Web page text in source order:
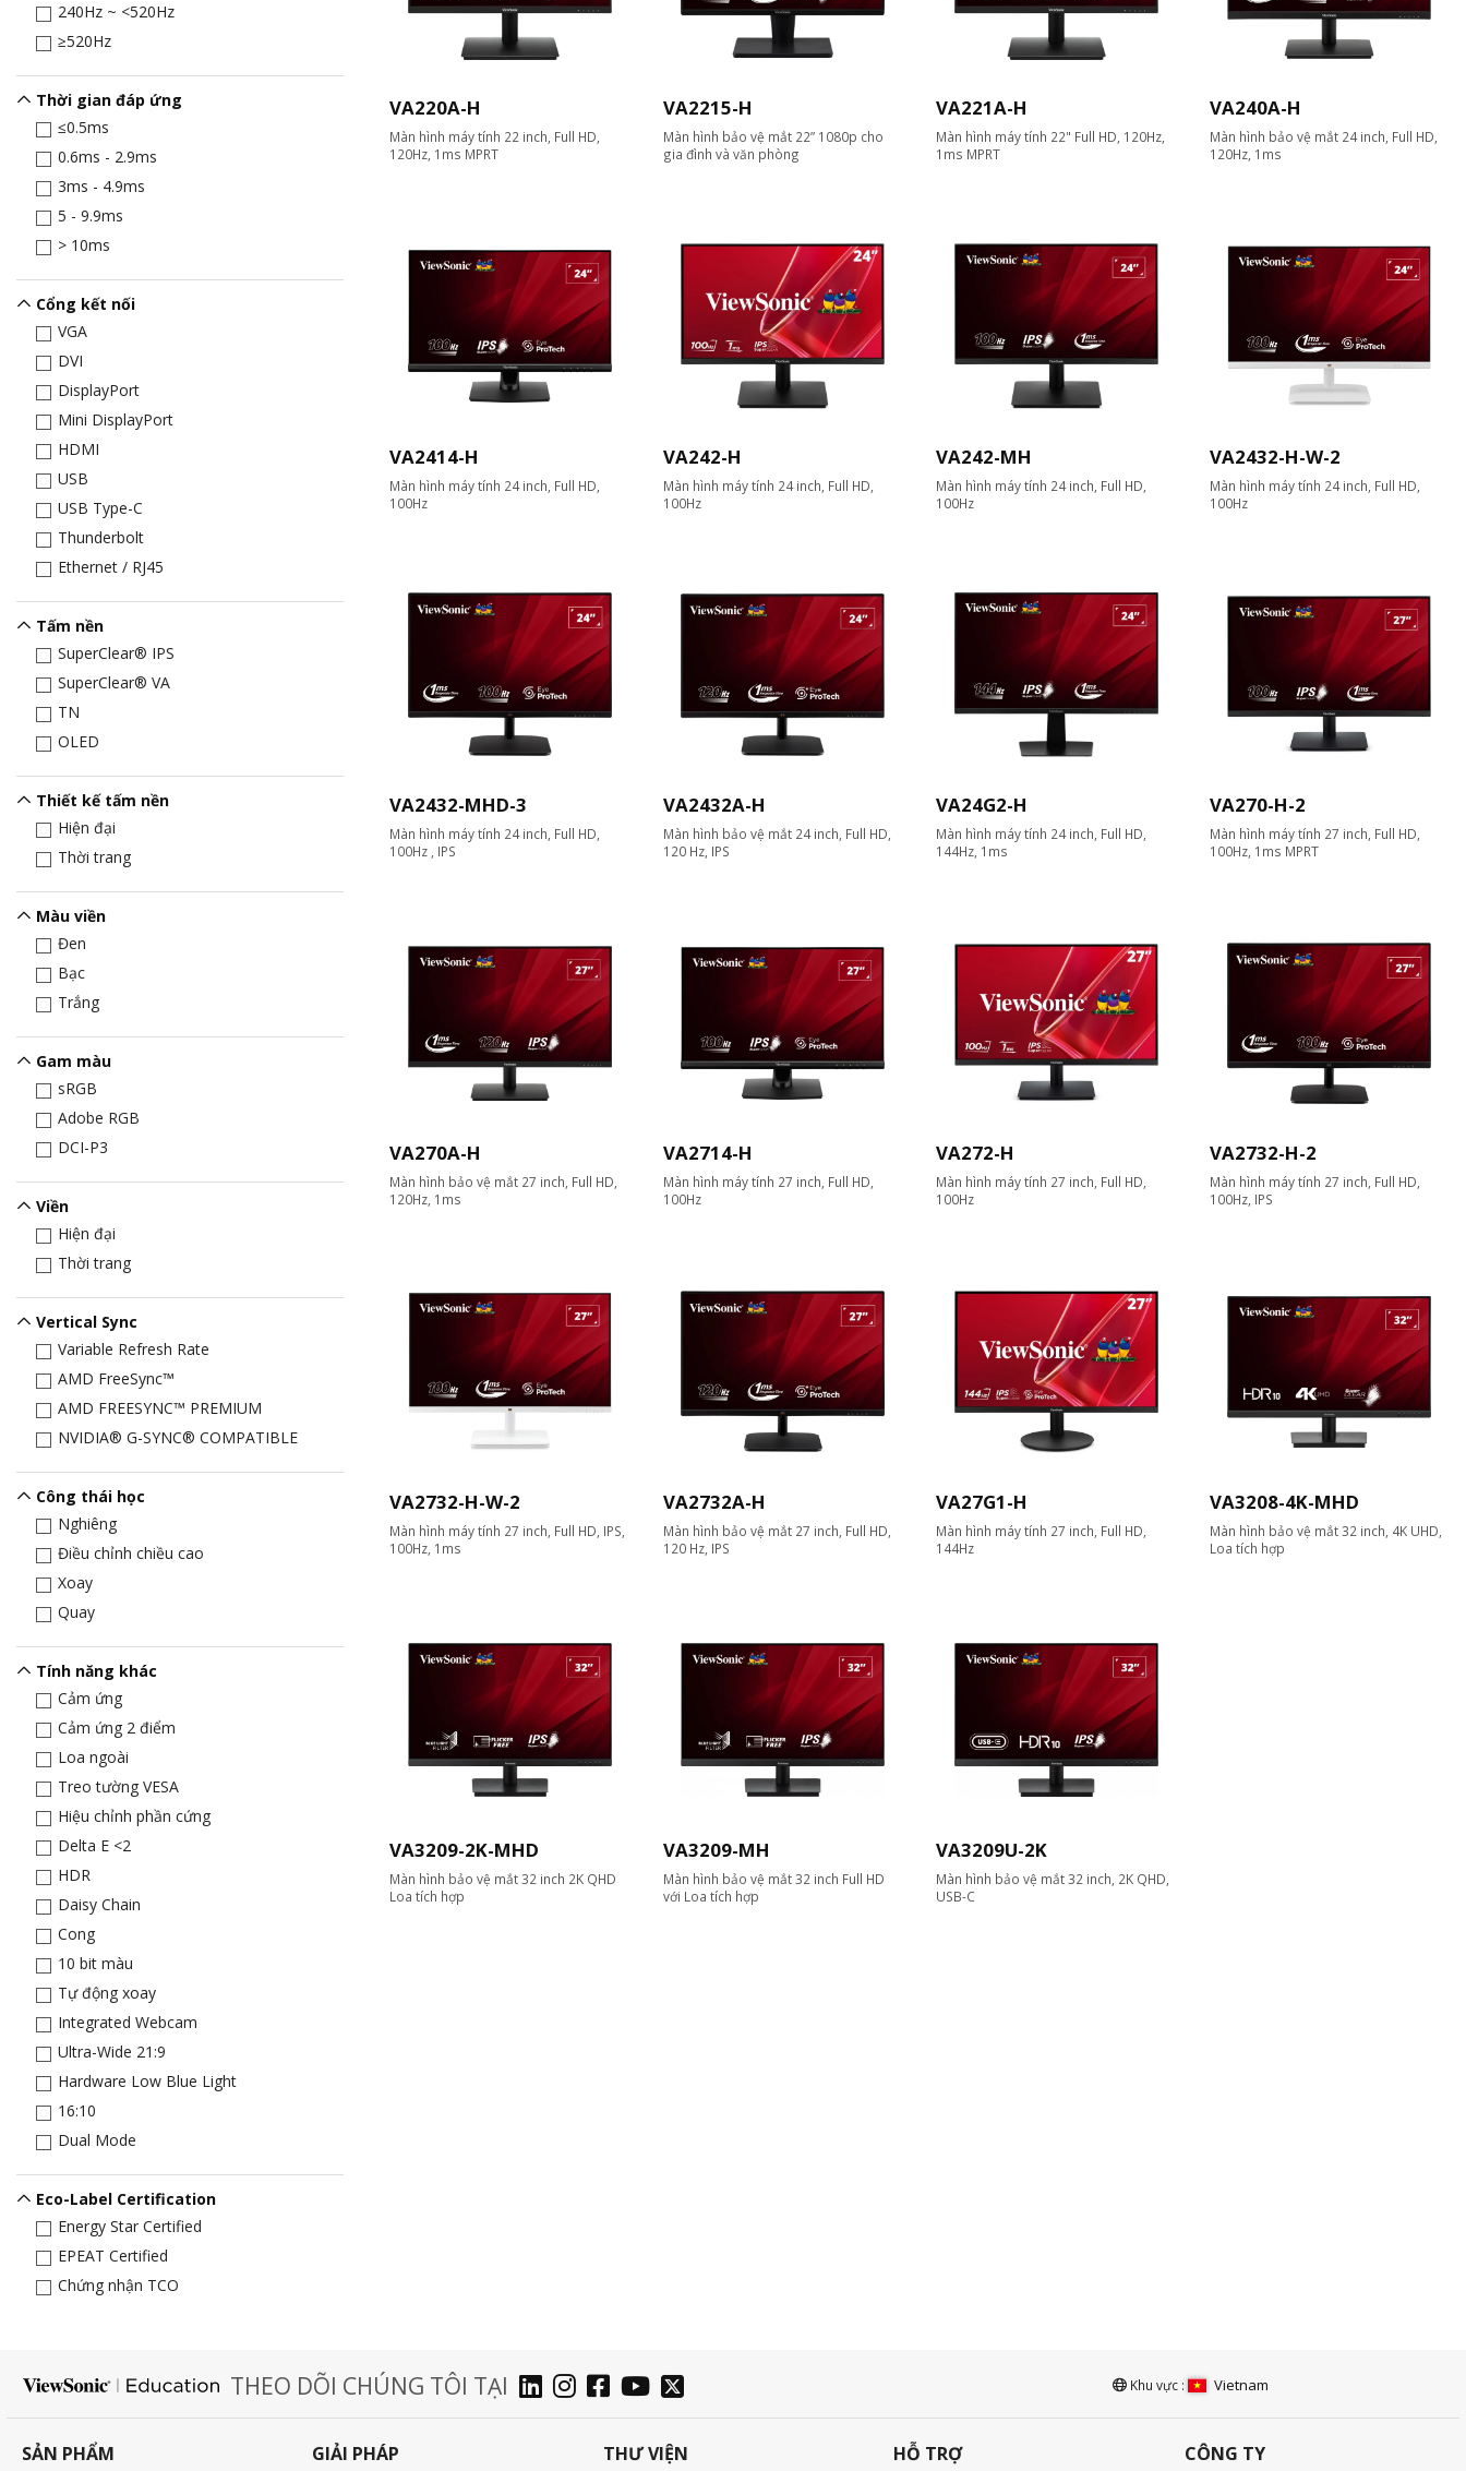
240Hz ~ <520Hz
≥520Hz
Thời gian đáp ứng
≤0.5ms
0.6ms - 2.9ms
3ms - 4.9ms
5 - 9.9ms
> 10ms
Cổng kết nối
VGA
DVI
DisplayPort
Mini DisplayPort
HDMI
USB
USB Type-C
Thunderbolt
Ethernet / RJ45
Tấm nền
SuperClear® IPS
SuperClear® VA
TN
OLED
Thiết kế tấm nền
Hiện đại
Thời trang
Màu viền
Đen
Bạc
Trắng
Gam màu
sRGB
Adobe RGB
DCI-P3
Viền
Hiện đại
Thời trang
Vertical Sync
Variable Refresh Rate
AMD FreeSync™
AMD FREESYNC™ PREMIUM
NVIDIA® G-SYNC® COMPATIBLE
Công thái học
Nghiêng
Điều chỉnh chiều cao
Xoay
Quay
Tính năng khác
Cảm ứng
Cảm ứng 2 điểm
Loa ngoài
Treo tường VESA
Hiệu chỉnh phần cứng
Delta E <2
HDR
Daisy Chain
Cong
10 bit màu
Tự động xoay
Integrated Webcam
Ultra-Wide 21:9
Hardware Low Blue Light
16:10
Dual Mode
Eco-Label Certification
Energy Star Certified
EPEAT Certified
Chứng nhận TCO
VA220A-H
Màn hình máy tính 22 inch, Full HD,
120Hz, 1ms MPRT
VA2215-H
Màn hình bảo vệ mắt 22” 1080p cho
gia đình và văn phòng
VA221A-H
Màn hình máy tính 22" Full HD, 120Hz,
1ms MPRT
VA240A-H
Màn hình bảo vệ mắt 24 inch, Full HD,
120Hz, 1ms
VA2414-H
Màn hình máy tính 24 inch, Full HD,
100Hz
VA242-H
Màn hình máy tính 24 inch, Full HD,
100Hz
VA242-MH
Màn hình máy tính 24 inch, Full HD,
100Hz
VA2432-H-W-2
Màn hình máy tính 24 inch, Full HD,
100Hz
VA2432-MHD-3
Màn hình máy tính 24 inch, Full HD,
100Hz , IPS
VA2432A-H
Màn hình bảo vệ mắt 24 inch, Full HD,
120 Hz, IPS
VA24G2-H
Màn hình máy tính 24 inch, Full HD,
144Hz, 1ms
VA270-H-2
Màn hình máy tính 27 inch, Full HD,
100Hz, 1ms MPRT
VA270A-H
Màn hình bảo vệ mắt 27 inch, Full HD,
120Hz, 1ms
VA2714-H
Màn hình máy tính 27 inch, Full HD,
100Hz
VA272-H
Màn hình máy tính 27 inch, Full HD,
100Hz
VA2732-H-2
Màn hình máy tính 27 inch, Full HD,
100Hz, IPS
VA2732-H-W-2
Màn hình máy tính 27 inch, Full HD, IPS,
100Hz, 1ms
VA2732A-H
Màn hình bảo vệ mắt 27 inch, Full HD,
120 Hz, IPS
VA27G1-H
Màn hình máy tính 27 inch, Full HD,
144Hz
VA3208-4K-MHD
Màn hình bảo vệ mắt 32 inch, 4K UHD,
Loa tích hợp
VA3209-2K-MHD
Màn hình bảo vệ mắt 32 inch 2K QHD
Loa tích hợp
VA3209-MH
Màn hình bảo vệ mắt 32 inch Full HD
với Loa tích hợp
VA3209U-2K
Màn hình bảo vệ mắt 32 inch, 2K QHD,
USB-C
THEO DÕI CHÚNG TÔI TẠI Khu vực : Vietnam
SẢN PHẨM GIẢI PHÁP THƯ VIỆN HỖ TRỢ CÔNG TY